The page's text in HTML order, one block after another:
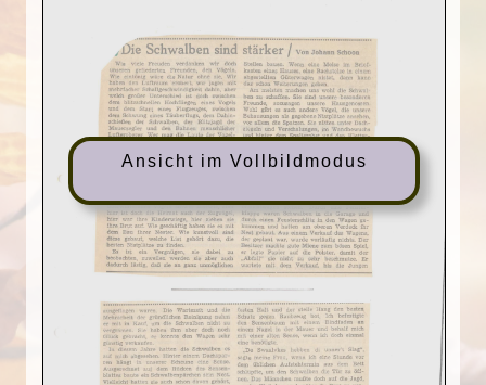
Ansicht im Vollbildmodus